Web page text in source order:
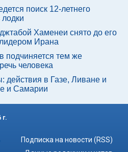
поиск 12-летнего
Хаменеи снято до его
Ирана
подчиняется тем же
человека
действия в Газе, Ливане и
и Самарии
г.
Подписка на новости (RSS)